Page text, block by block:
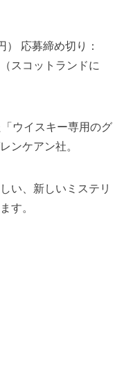
応募締め切り：
スコットランドに
ウイスキー専用のグ
ンケアン社。
い、新しいミステリ
す。